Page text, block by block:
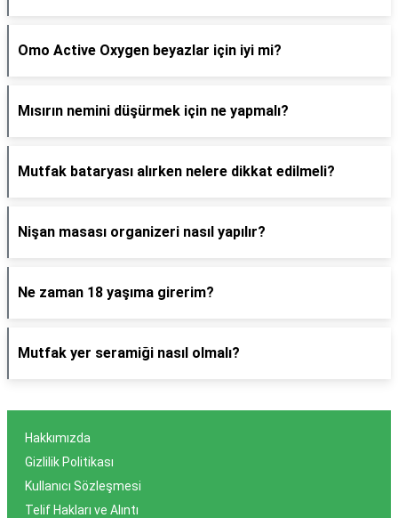
Omo Active Oxygen beyazlar için iyi mi?
Mısırın nemini düşürmek için ne yapmalı?
Mutfak bataryası alırken nelere dikkat edilmeli?
Nişan masası organizeri nasıl yapılır?
Ne zaman 18 yaşıma girerim?
Mutfak yer seramiği nasıl olmalı?
Hakkımızda
Gizlilik Politikası
Kullanıcı Sözleşmesi
Telif Hakları ve Alıntı